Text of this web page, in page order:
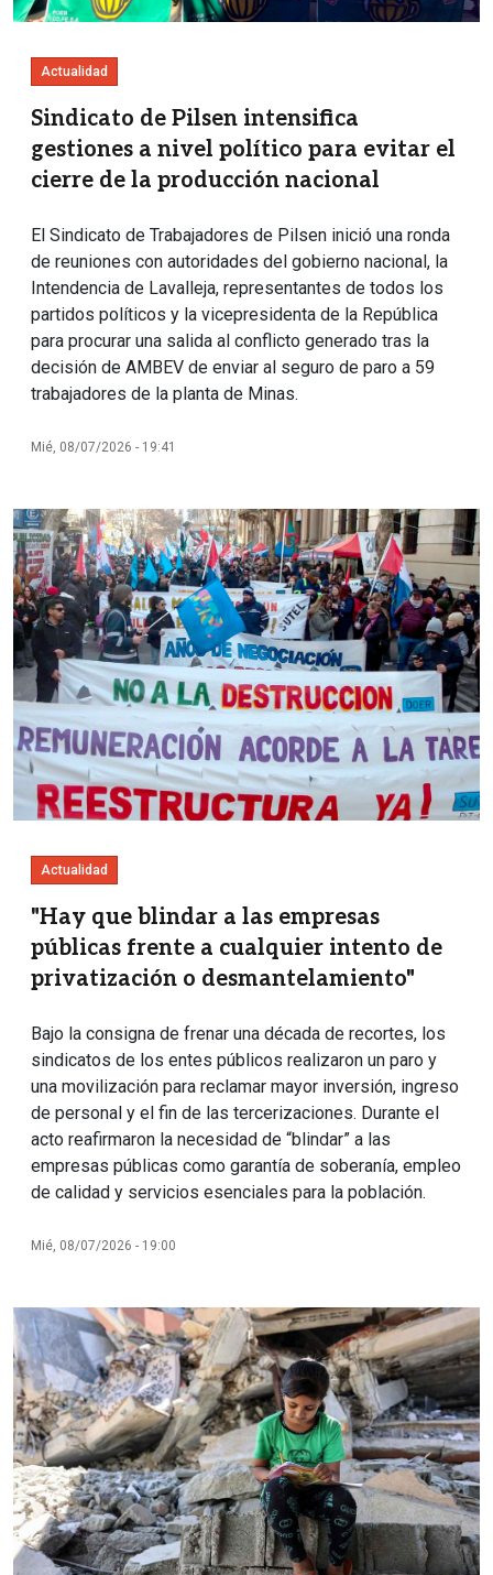
Actualidad
Sindicato de Pilsen intensifica
gestiones a nivel político para evitar el
cierre de la producción nacional
El Sindicato de Trabajadores de Pilsen inició una ronda
de reuniones con autoridades del gobierno nacional, la
Intendencia de Lavalleja, representantes de todos los
partidos políticos y la vicepresidenta de la República
para procurar una salida al conflicto generado tras la
decisión de AMBEV de enviar al seguro de paro a 59
trabajadores de la planta de Minas.
Mié, 08/07/2026 - 19:41
Imagen
Actualidad
"Hay que blindar a las empresas
públicas frente a cualquier intento de
privatización o desmantelamiento"
Bajo la consigna de frenar una década de recortes, los
sindicatos de los entes públicos realizaron un paro y
una movilización para reclamar mayor inversión, ingreso
de personal y el fin de las tercerizaciones. Durante el
acto reafirmaron la necesidad de “blindar” a las
empresas públicas como garantía de soberanía, empleo
de calidad y servicios esenciales para la población.
Mié, 08/07/2026 - 19:00
Imagen